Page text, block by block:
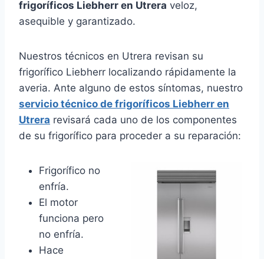
frigoríficos Liebherr en Utrera veloz,
asequible y garantizado.
Nuestros técnicos en Utrera revisan su
frigorífico Liebherr localizando rápidamente la
averia. Ante alguno de estos síntomas, nuestro
servicio técnico de frigoríficos Liebherr en
Utrera revisará cada uno de los componentes
de su frigorífico para proceder a su reparación:
Frigorífico no
enfría.
El motor
funciona pero
no enfría.
Hace